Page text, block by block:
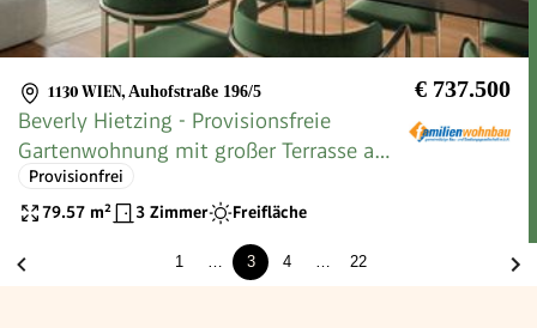
1130 WIEN, Auhofstraße 196/5 € 737.500
Beverly Hietzing - Provisionsfreie
Gartenwohnung mit großer Terrasse am
Lainzer
Provisionfrei
79.57 m² 3 Zimmer Freifläche
1 3 4 22